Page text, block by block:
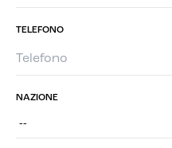
TELEFONO
NAZIONE